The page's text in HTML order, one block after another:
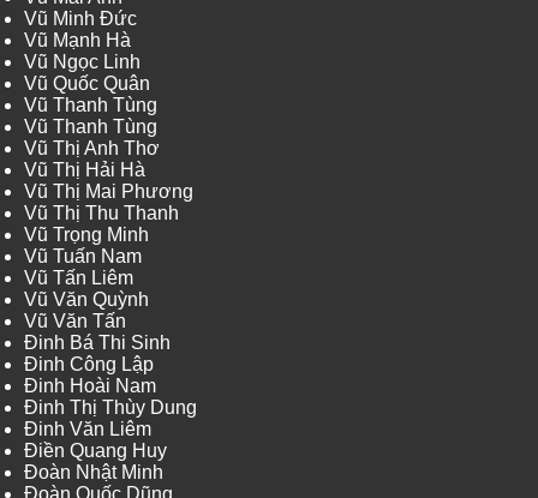
Vũ Minh Đức
Vũ Mạnh Hà
Vũ Ngọc Linh
Vũ Quốc Quân
Vũ Thanh Tùng
Vũ Thanh Tùng
Vũ Thị Anh Thơ
Vũ Thị Hải Hà
Vũ Thị Mai Phương
Vũ Thị Thu Thanh
Vũ Trọng Minh
Vũ Tuấn Nam
Vũ Tấn Liêm
Vũ Văn Quỳnh
Vũ Văn Tấn
Đinh Bá Thi Sinh
Đinh Công Lập
Đinh Hoài Nam
Đinh Thị Thùy Dung
Đinh Văn Liêm
Điền Quang Huy
Đoàn Nhật Minh